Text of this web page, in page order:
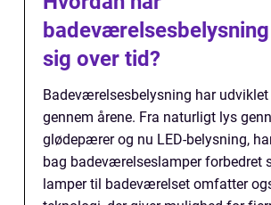
sig over tid?
Badeværelsesbelysning har
gennem årene. Fra naturligt lys
glødepærer og nu LED-belysning,
bag badeværelseslamper forbedret
lamper til badeværelset omfatter